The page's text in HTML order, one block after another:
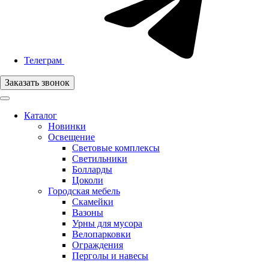
Телеграм
Заказать звонок
Каталог
Новинки
Освещение
Световые комплексы
Светильники
Болларды
Цоколи
Городская мебель
Скамейки
Вазоны
Урны для мусора
Велопарковки
Ограждения
Перголы и навесы